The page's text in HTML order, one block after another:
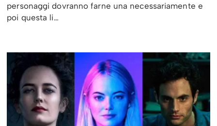
personaggi dovranno farne una necessariamente e
poi questa li…